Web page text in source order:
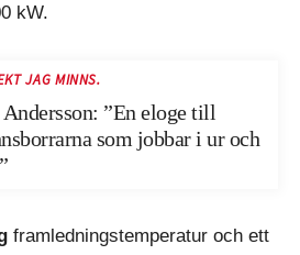
kW.
JAG MINNS.
”En eloge till
som jobbar i ur och
framledningstemperatur och ett